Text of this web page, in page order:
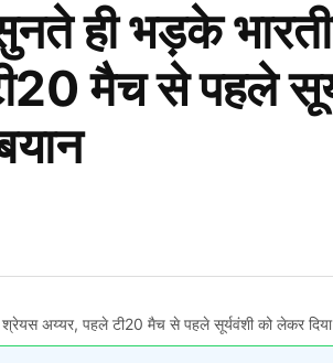
ही भड़के
मैच से पहले
अय्यर, पहले टी20 मैच से पहले सूर्यवंशी को लेकर दिया